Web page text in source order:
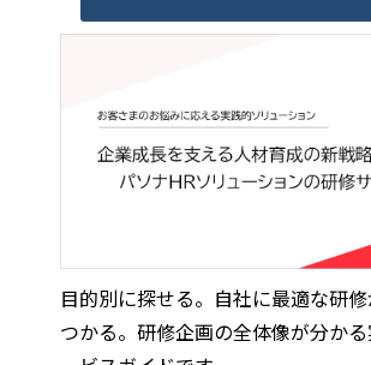
目的別に探せる。自社に最適な研
つかる。研修企画の全体像が分か